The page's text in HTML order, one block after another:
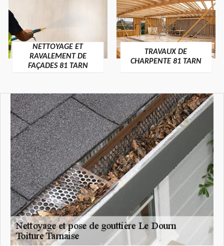
NETTOYAGE ET
RAVALEMENT DE
FAÇADES 81 TARN
TRAVAUX DE
CHARPENTE 81 TARN